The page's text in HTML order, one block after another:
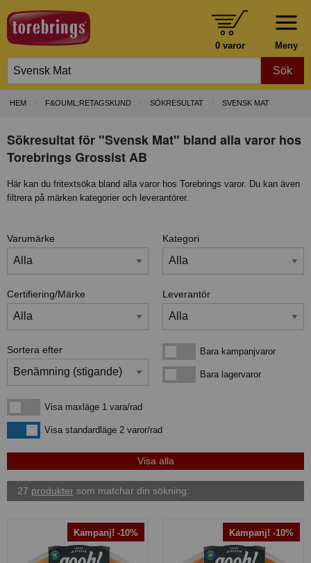
Meny
0 varor
Sök
HEM F&OUML;RETAGSKUND SÖKRESULTAT SVENSK MAT
Sökresultat för "Svensk Mat" bland alla varor hos
Torebrings Grossist AB
Här kan du fritextsöka bland alla varor hos Torebrings varor. Du kan även
filtrera på märken kategorier och leverantörer.
Varumärke Kategori
Certifiering/Märke Leverantör
Sortera efter Bara kampanjvarorBara kampanjvaror
Bara lagervarorBara lagervaror
Visa maxläge 1 vara/rad
Visa maxläge 1 vara/rad
Visa standardlägeVisa standardläge 2 varor/rad
27 produkter som matchar din sökning:
Kampanj! -10% Kampanj! -10%